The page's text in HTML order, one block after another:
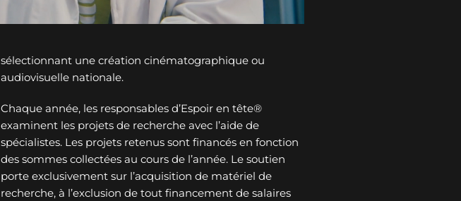
sélectionnant une création cinématographique ou
audiovisuelle nationale.
Chaque année, les responsables d’Espoir en tête®
examinent les projets de recherche avec l’aide de
spécialistes. Les projets retenus sont financés en fonction
des sommes collectées au cours de l’année. Le soutien
porte exclusivement sur l’acquisition de matériel de
recherche, à l’exclusion de tout financement de salaires